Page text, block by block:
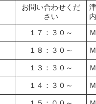
お問い合わせくだ
さい
１７：３０～
１８：３０～
１３：３０～
１４：３０～